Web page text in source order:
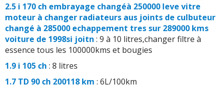
2.5 i 170 ch embrayage changéà 250000 leve vitre
moteur à changer radiateurs aus joints de culbuteur
changé à 285000 echappement tres sur 289000 kms
voiture de 1998si joitn : 9 à 10 litres,changer filtre à
essence tous les 100000kms et bougies
1.9 i 105 ch : 8 litres
1.7 TD 90 ch 200118 km : 6L/100km